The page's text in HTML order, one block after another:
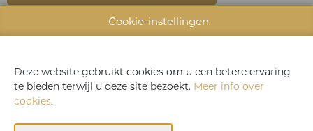
Cookie-instellingen
Deze website gebruikt cookies om u een betere ervaring
te bieden terwijl u deze site bezoekt. Meer info over
cookies.